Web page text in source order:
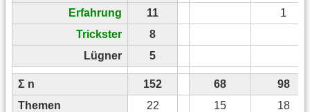
Erfahrung
11
1
Trickster
8
Lügner
5
Σ n 152 68
98
Themen
22 15 18